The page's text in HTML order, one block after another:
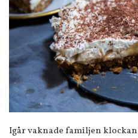
Igår vaknade familjen klockan